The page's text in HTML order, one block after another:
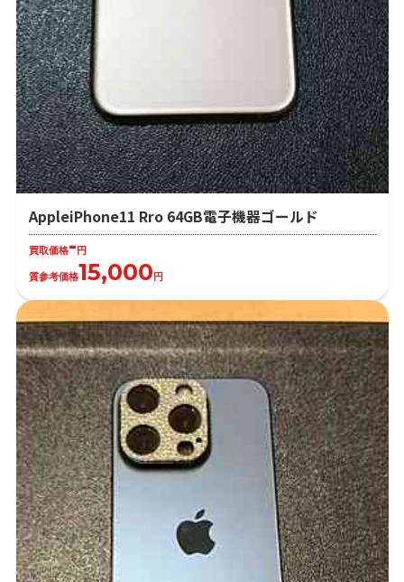
AppleiPhone11 Rro 64GB電子機器ゴールド
買取価格- 円
質参考価格15,000 円